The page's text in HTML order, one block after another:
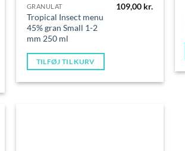
GRANULAT
Tropical Insect menu
45% gran Small 1-2
mm 250 ml
109,00 kr.
TILFØJ TIL KURV